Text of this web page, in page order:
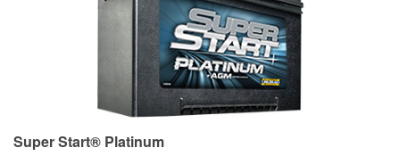
Super Start® Platinum